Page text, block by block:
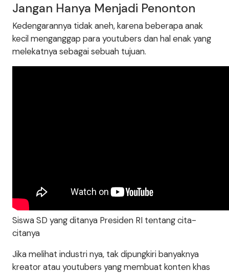
Jangan Hanya Menjadi Penonton
Kedengarannya tidak aneh, karena beberapa anak
kecil menganggap para youtubers dan hal enak yang
melekatnya sebagai sebuah tujuan.
Siswa SD yang ditanya Presiden RI tentang cita-
citanya
Jika melihat industri nya, tak dipungkiri banyaknya
kreator atau youtubers yang membuat konten khas